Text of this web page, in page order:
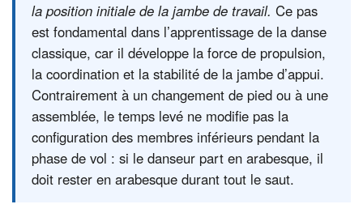
la position initiale de la jambe de travail. Ce pas
est fondamental dans l’apprentissage de la danse
classique, car il développe la force de propulsion,
la coordination et la stabilité de la jambe d’appui.
Contrairement à un changement de pied ou à une
assemblée, le temps levé ne modifie pas la
configuration des membres inférieurs pendant la
phase de vol : si le danseur part en arabesque, il
doit rester en arabesque durant tout le saut.